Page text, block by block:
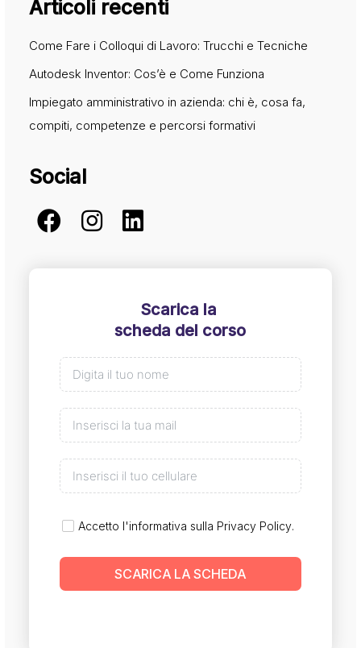
Articoli recenti
Come Fare i Colloqui di Lavoro: Trucchi e Tecniche
Autodesk Inventor: Cos’è e Come Funziona
Impiegato amministrativo in azienda: chi è, cosa fa,
compiti, competenze e percorsi formativi
Social
Scarica la
scheda del corso
Accetto l'informativa sulla Privacy Policy.
SCARICA LA SCHEDA